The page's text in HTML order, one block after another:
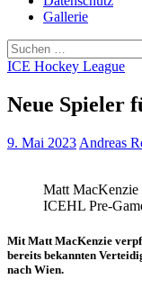
Gallerie
Suchen
nach:
ICE Hockey League
Neue Spieler
9. Mai 2023 Andreas
Matt MacKenzie
ICEHL Pre-
Mit Matt MacKenzie
bereits bekannten
nach Wien.